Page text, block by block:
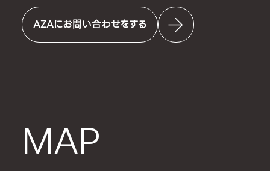
AZAにお問い合わせをする
MAP